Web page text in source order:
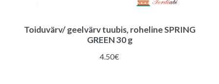
Toiduvärv/ geelvärv tuubis, roheline SPRING
GREEN 30 g
4.50€